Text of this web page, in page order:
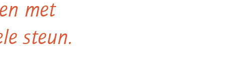
met
steun.